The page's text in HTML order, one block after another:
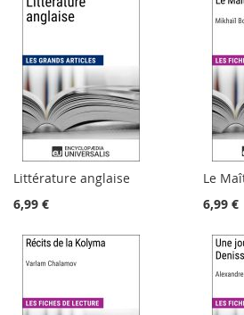
Littérature anglaise
6,99 €
6,99 €